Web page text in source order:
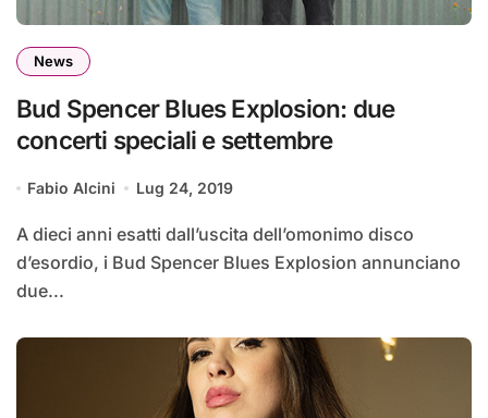
News
Bud Spencer Blues Explosion: due
concerti speciali e settembre
Fabio Alcini Lug 24, 2019
A dieci anni esatti dall’uscita dell’omonimo disco
d’esordio, i Bud Spencer Blues Explosion annunciano
due...